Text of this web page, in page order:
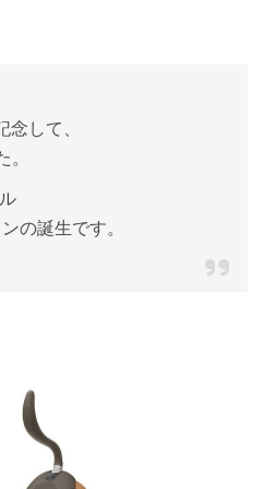
して、
。
の誕生です。